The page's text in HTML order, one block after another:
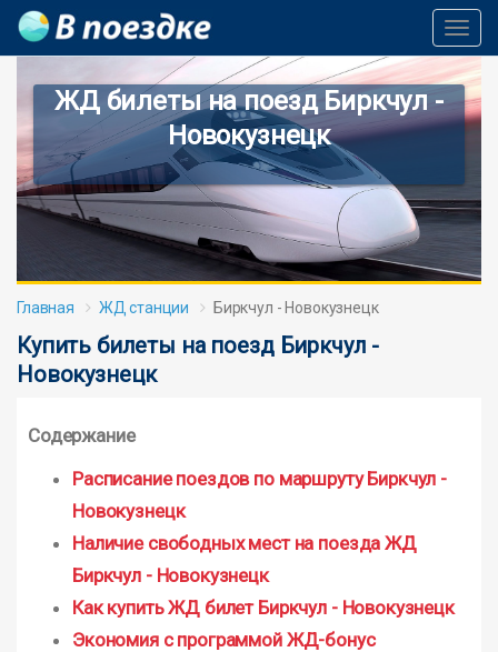
ЖД билеты на поезд Биркчул -
Новокузнецк
Главная ЖД станции Биркчул - Новокузнецк
Купить билеты на поезд Биркчул -
Новокузнецк
Содержание
Расписание поездов по маршруту Биркчул -
Новокузнецк
Наличие свободных мест на поезда ЖД
Биркчул - Новокузнецк
Как купить ЖД билет Биркчул - Новокузнецк
Экономия с программой ЖД-бонус